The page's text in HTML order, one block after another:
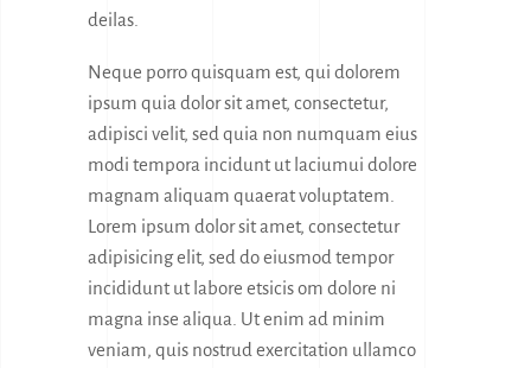
deilas.
Neque porro quisquam est, qui dolorem
ipsum quia dolor sit amet, consectetur,
adipisci velit, sed quia non numquam eius
modi tempora incidunt ut laciumui dolore
magnam aliquam quaerat voluptatem.
Lorem ipsum dolor sit amet, consectetur
adipisicing elit, sed do eiusmod tempor
incididunt ut labore etsicis om dolore ni
magna inse aliqua. Ut enim ad minim
veniam, quis nostrud exercitation ullamco